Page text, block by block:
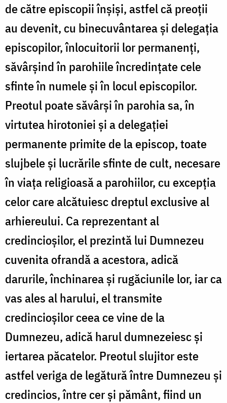
de către episcopii înșiși, astfel că preoții
au devenit, cu binecuvântarea și delegația
episcopilor, înlocuitorii lor permanenți,
săvârșind în parohiile încredințate cele
sfinte în numele și în locul episcopilor.
Preotul poate săvârși în parohia sa, în
virtutea hirotoniei și a delegației
permanente primite de la episcop, toate
slujbele și lucrările sfinte de cult, necesare
în viața religioasă a parohiilor, cu excepția
celor care alcătuiesc dreptul exclusive al
arhiereului. Ca reprezentant al
credincioșilor, el prezintă lui Dumnezeu
cuvenita ofrandă a acestora, adică
darurile, închinarea și rugăciunile lor, iar ca
vas ales al harului, el transmite
credincioșilor ceea ce vine de la
Dumnezeu, adică harul dumnezeiesc și
iertarea păcatelor. Preotul slujitor este
astfel veriga de legătură între Dumnezeu și
credincios, între cer și pământ, fiind un